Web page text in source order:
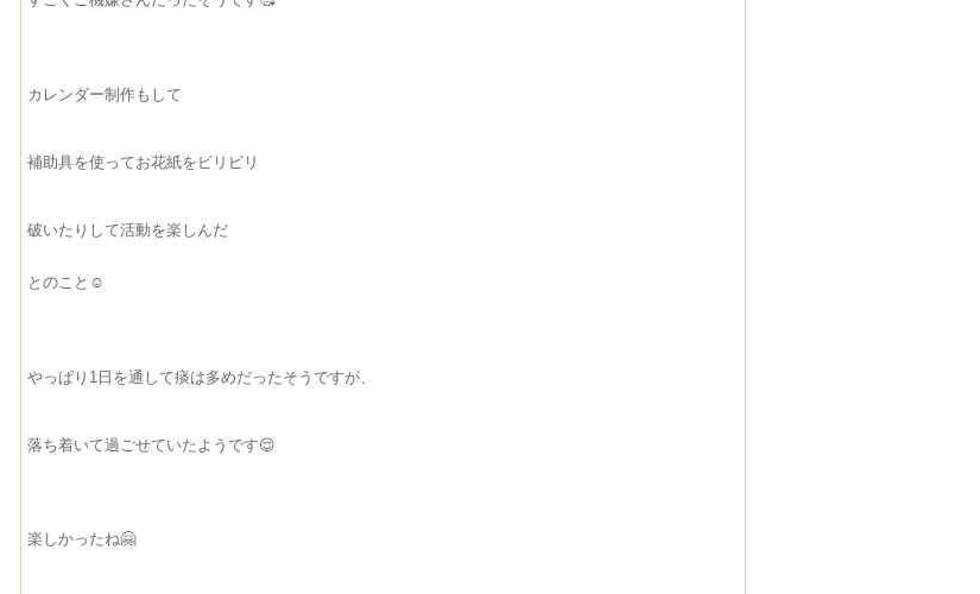
カレンダー制作もして
補助具を使ってお花紙をビリビリ
破いたりして活動を楽しんだ
とのこと☺️
やっぱり1日を通して痰は多めだったそうですが、
落ち着いて過ごせていたようです😌
楽しかったね🤗